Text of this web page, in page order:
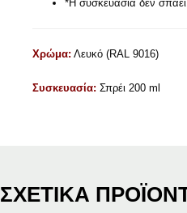
*Η συσκευασία δεν σπάει
Χρώμα: Λευκό (RAL 9016)
Συσκευασία: Σπρέι 200 ml
ΣΧΕΤΙΚΆ